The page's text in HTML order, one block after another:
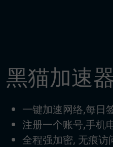
黑猫加速
一键加速网络,每日
注册一个账号,手机
全程强加密, 无痕访